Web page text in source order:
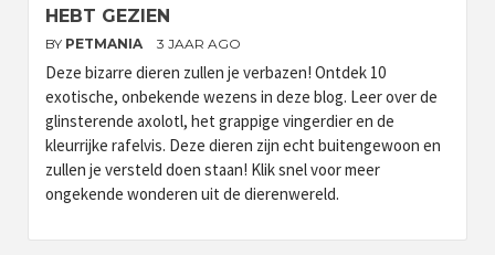
HEBT GEZIEN
BY PETMANIA 3 JAAR AGO
Deze bizarre dieren zullen je verbazen! Ontdek 10
exotische, onbekende wezens in deze blog. Leer over de
glinsterende axolotl, het grappige vingerdier en de
kleurrijke rafelvis. Deze dieren zijn echt buitengewoon en
zullen je versteld doen staan! Klik snel voor meer
ongekende wonderen uit de dierenwereld.